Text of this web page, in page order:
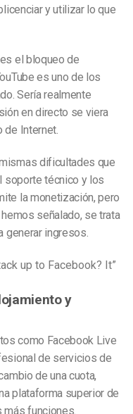
y utilizar lo que
el bloqueo de
es uno de los
Sería realmente
en directo se viera
de Internet.
dificultades que
soporte técnico y los
la monetización, pero
señalado, se trata
generar ingresos.
up to Facebook? It”
y
como Facebook Live
de servicios de
de una cuota,
plataforma superior de
más funciones.